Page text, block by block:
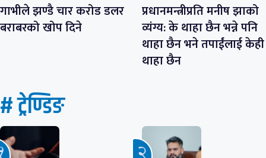
गाभीले झण्डै चार करोड डलर
बराबरको खोप दिने
प्रधानमन्त्रीप्रति मनीष झाको
व्यंग्य: के थाहा छैन भन्ने पनि
थाहा छैन भने तपाईंलाई केही
थाहा छैन
# ट्रेण्डिङ